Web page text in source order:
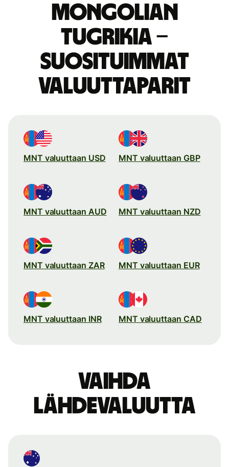
Mongolian
tugrikia –
suosituimmat
valuuttaparit
MNT valuuttaan USD MNT valuuttaan GBP
MNT valuuttaan AUD MNT valuuttaan NZD
MNT valuuttaan ZAR MNT valuuttaan EUR
MNT valuuttaan INR MNT valuuttaan CAD
Vaihda
lähdevaluutta